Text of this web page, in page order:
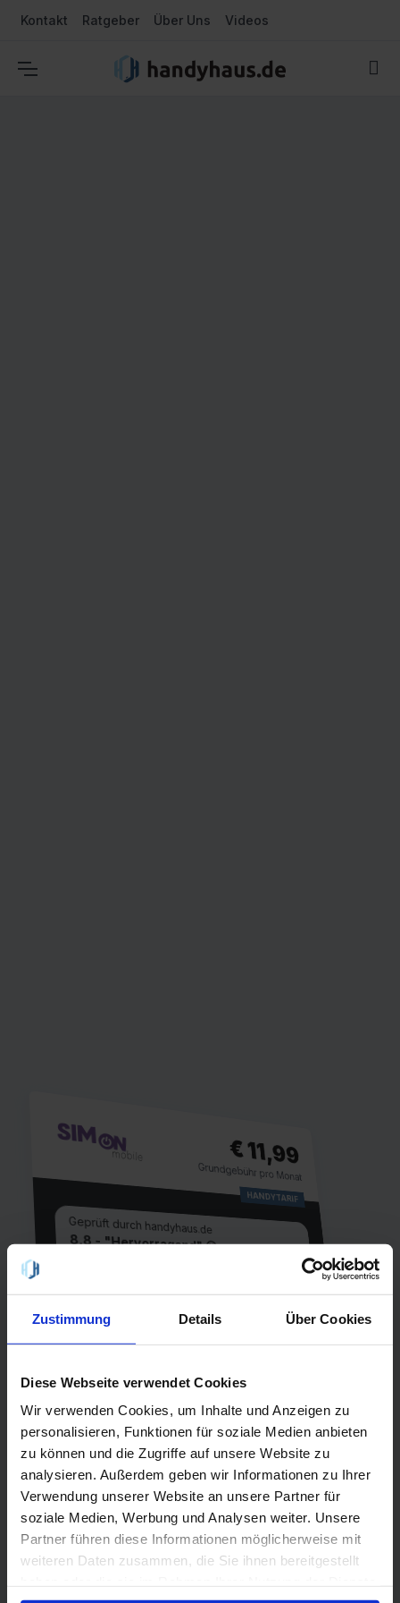
Zustimmung Details Über Cookies
Diese Webseite verwendet Cookies
Wir verwenden Cookies, um Inhalte und Anzeigen zu
personalisieren, Funktionen für soziale Medien anbieten
zu können und die Zugriffe auf unsere Website zu
analysieren. Außerdem geben wir Informationen zu Ihrer
Verwendung unserer Website an unsere Partner für
soziale Medien, Werbung und Analysen weiter. Unsere
Partner führen diese Informationen möglicherweise mit
weiteren Daten zusammen, die Sie ihnen bereitgestellt
Kontakt Ratgeber Über Uns Videos
€ 11,99
Grundgebühr pro Monat
HANDYTARIF
Geprüft durch handyhaus.de
8,8 - "Hervorragend" 😀
1 Monat
Netz
Vodafone
5G
QR-Code scannen oder suche
bei Google nachhandyhaus.de